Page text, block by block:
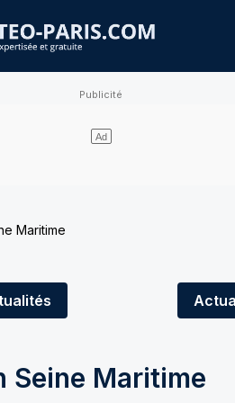
Maritime
Seine Maritime